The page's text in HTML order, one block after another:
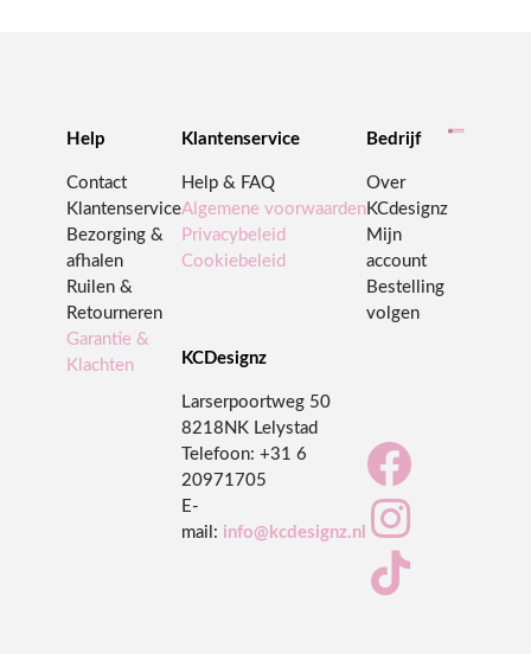
Help
Contact
Klantenservice
Bezorging &
afhalen
Ruilen &
Retourneren
Garantie &
Klachten
Klantenservice
Help & FAQ
Algemene voorwaarden
Privacybeleid
Cookiebeleid
KCDesignz
Larserpoortweg 50
8218NK Lelystad
Telefoon: +31 6
20971705
E-
mail: info@kcdesignz.nl
Bedrijf
Over
KCdesignz
Mijn
account
Bestelling
volgen


